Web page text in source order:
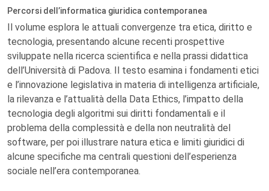
Percorsi dell’informatica giuridica contemporanea
Il volume esplora le attuali convergenze tra etica, diritto e
tecnologia, presentando alcune recenti prospettive
sviluppate nella ricerca scientifica e nella prassi didattica
dell’Università di Padova. Il testo esamina i fondamenti etici
e l’innovazione legislativa in materia di intelligenza artificiale,
la rilevanza e l’attualità della Data Ethics, l’impatto della
tecnologia degli algoritmi sui diritti fondamentali e il
problema della complessità e della non neutralità del
software, per poi illustrare natura etica e limiti giuridici di
alcune specifiche ma centrali questioni dell’esperienza
sociale nell’era contemporanea.